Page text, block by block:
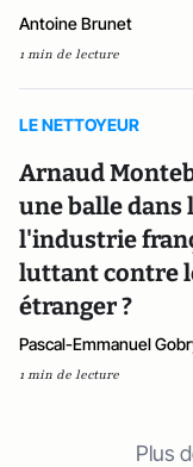
Antoine Brunet
1 min de lecture
LE NETTOYEUR
Arnaud
une balle dans
l'industrie
luttant contre
étranger ?
Pascal-Emmanuel
1 min de lecture
Plus